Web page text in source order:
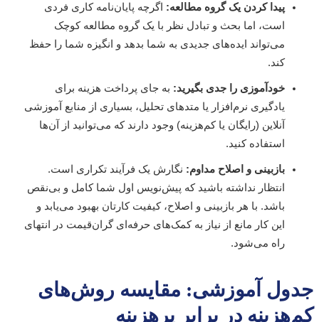
پیدا کردن یک گروه مطالعه:اگرچه پایان‌نامه کاری فردی
است، اما بحث و تبادل نظر با یک گروه مطالعه کوچک
می‌تواند ایده‌های جدیدی به شما بدهد و انگیزه شما را حفظ
خودآموزی را جدی بگیرید:به جای پرداخت هزینه برای
یادگیری نرم‌افزار یا متدهای تحلیل، بسیاری از منابع آموزشی
آنلاین (رایگان یا کم‌هزینه) وجود دارند که می‌توانید از آن‌ها
استفاده کنید.
بازبینی و اصلاح مداوم:نگارش یک فرآیند تکراری است.
انتظار نداشته باشید که پیش‌نویس اول شما کامل و بی‌نقص
باشد. با هر بازبینی و اصلاح، کیفیت کارتان بهبود می‌یابد و
این کار مانع از نیاز به کمک‌های حرفه‌ای گران‌قیمت در انتهای
راه می‌شود.
آموزشی: مقایسه روش‌های
در برابر پرهزینه